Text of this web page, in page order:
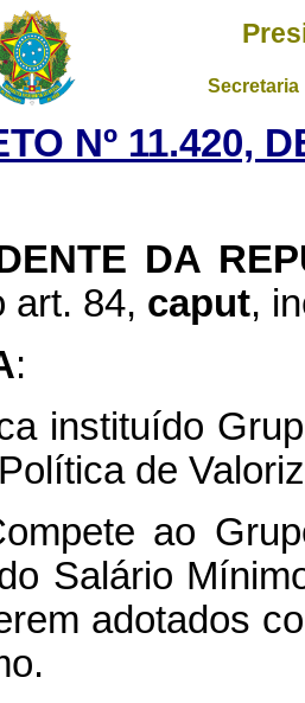
Nº 11.420,
DA
art. 84, caput,
:
instituído
de
ao
Salário
adotados